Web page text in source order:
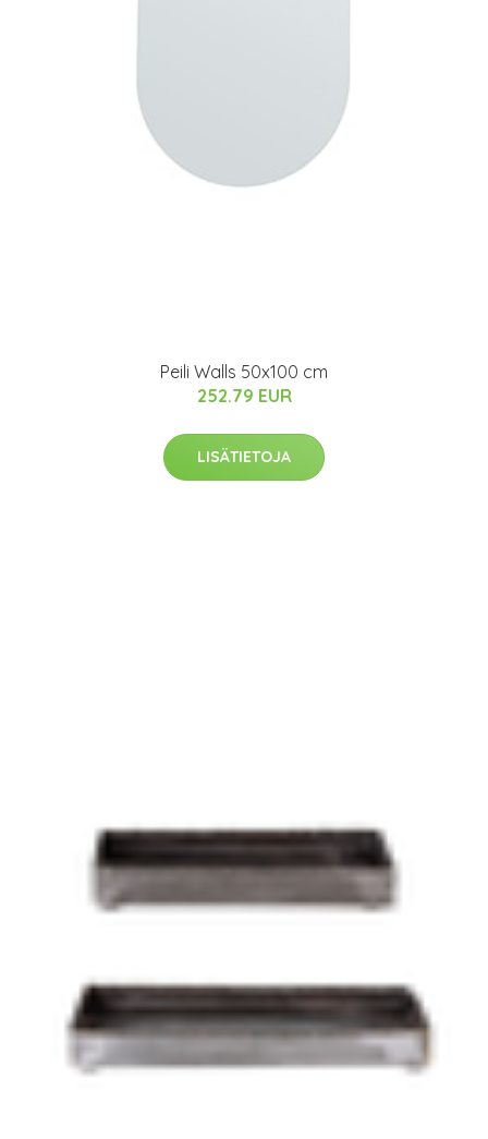
Peili Walls 50x100 cm
252.79 EUR
LISÄTIETOJA